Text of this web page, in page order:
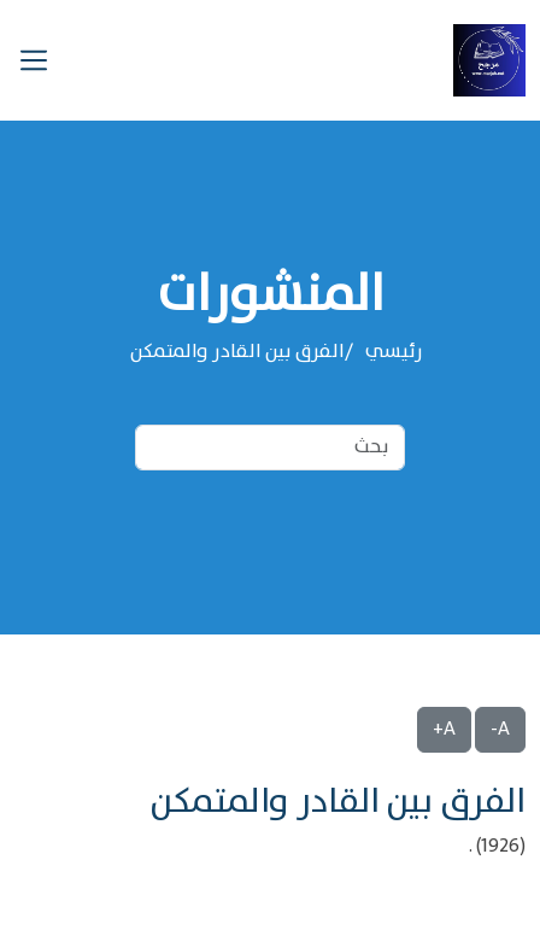
المنشورات
رئيسي الفرق بين القادر والمتمكن
A-
A+
الفرق بين القادر والمتمكن
(1926) .